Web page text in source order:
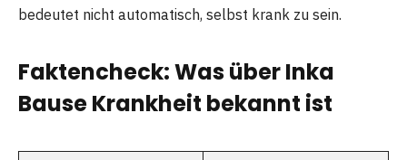
bedeutet nicht automatisch, selbst krank zu sein.
Faktencheck: Was über Inka
Bause Krankheit bekannt ist